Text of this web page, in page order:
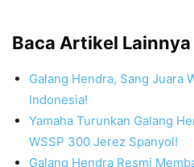
Baca Artikel Lainnya
Galang Hendra, Sang Juara
Indonesia!
Yamaha Turunkan Galang
WSSP 300 Jerez Spanyol!
Galang Hendra Resmi